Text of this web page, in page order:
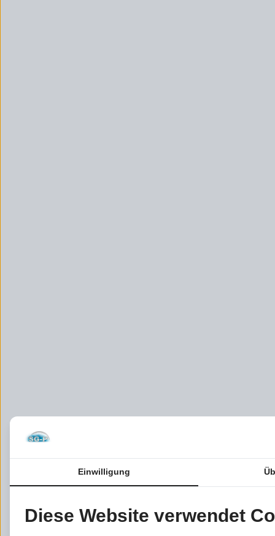
Einwilligung
Diese Website verwendet